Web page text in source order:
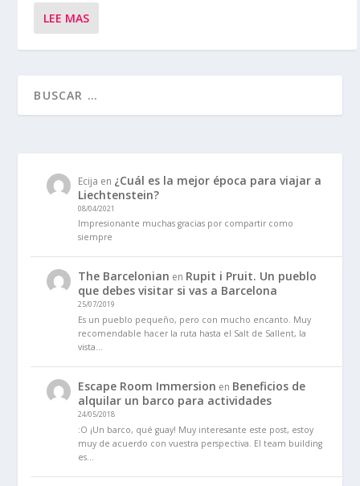
LEE MAS
Ecija en ¿Cuál es la mejor época para viajar a
Liechtenstein?
08/04/2021
Impresionante muchas gracias por compartir como
siempre
The Barcelonian en Rupit i Pruit. Un pueblo
que debes visitar si vas a Barcelona
25/07/2019
Es un pueblo pequeño, pero con mucho encanto. Muy
recomendable hacer la ruta hasta el Salt de Sallent, la
vista…
Escape Room Immersion en Beneficios de
alquilar un barco para actividades
24/05/2018
:O ¡Un barco, qué guay! Muy interesante este post, estoy
muy de acuerdo con vuestra perspectiva. El team building
es…